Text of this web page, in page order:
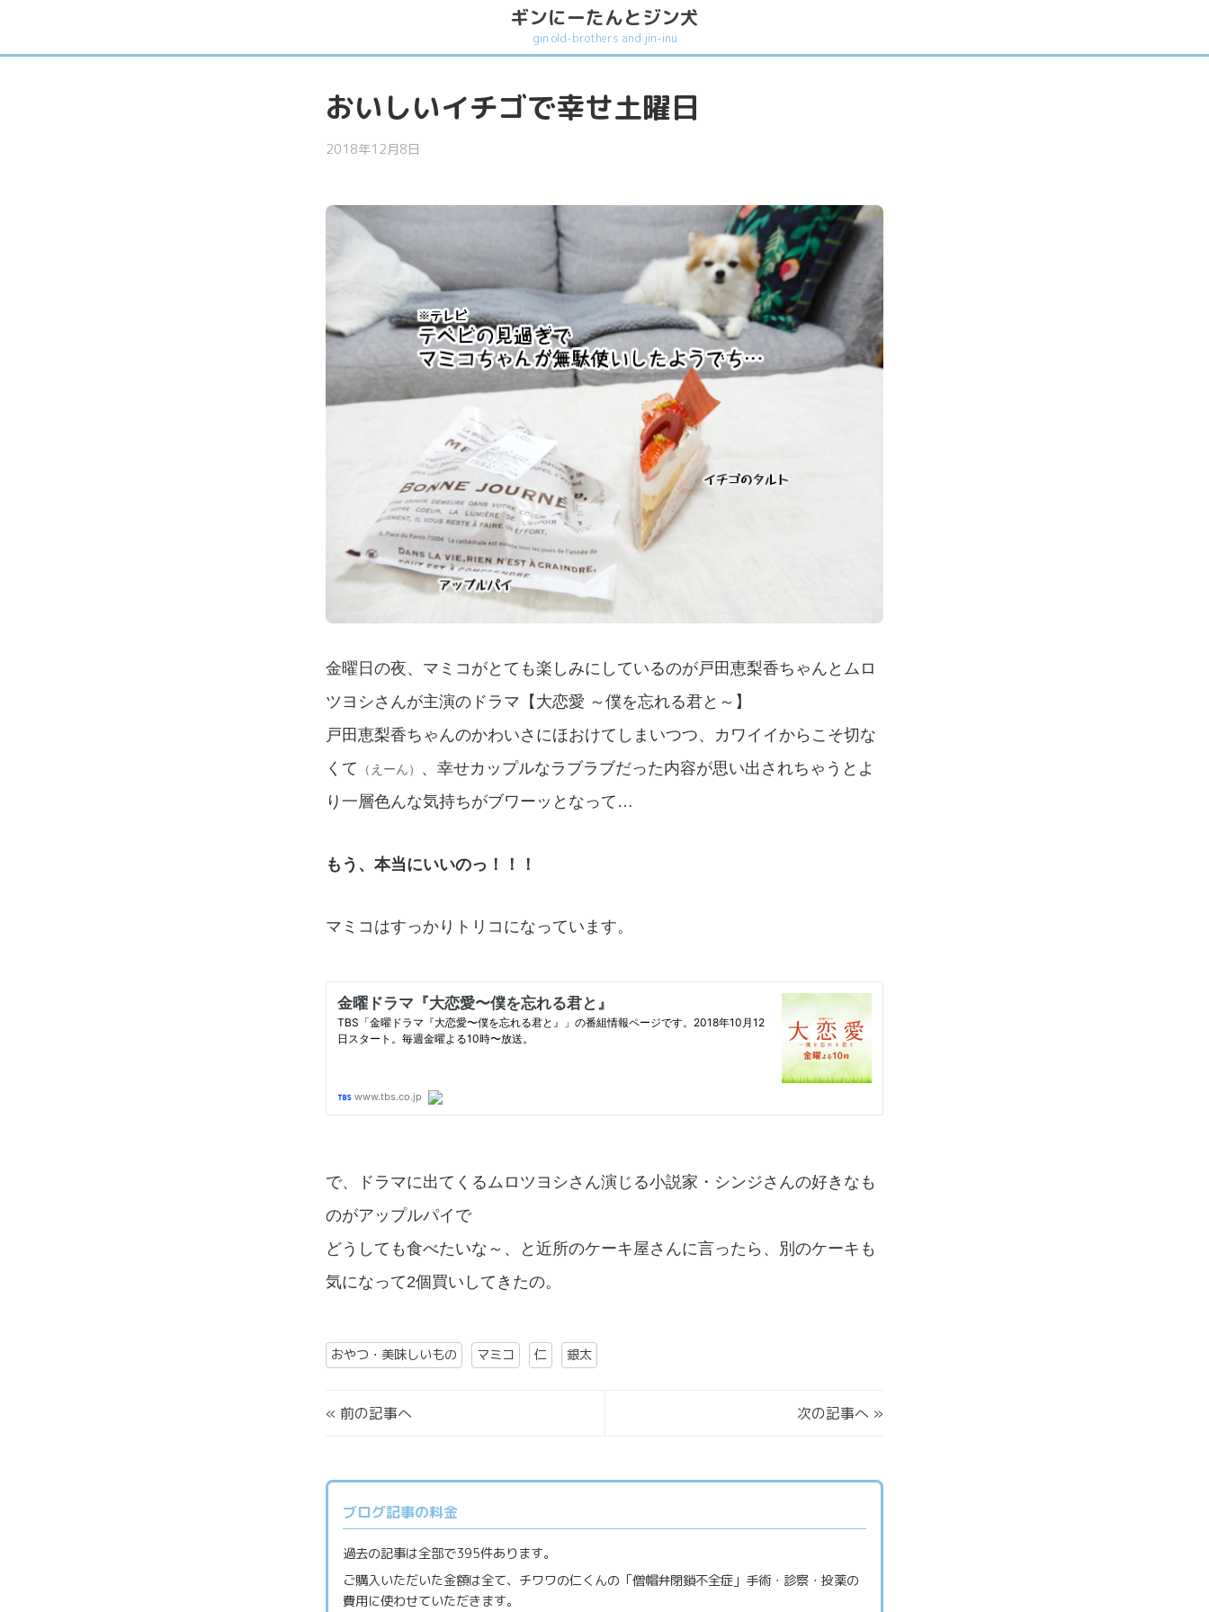
ギンにーたんとジン犬
gin old-brothers and jin-inu
おいしいイチゴで幸せ土曜日
2018年12月8日
金曜日の夜、マミコがとても楽しみにしているのが戸田恵梨香ちゃんとムロ
ツヨシさんが主演のドラマ【大恋愛 ～僕を忘れる君と～】
戸田恵梨香ちゃんのかわいさにほおけてしまいつつ、カワイイからこそ切な
くて
（えーん）
、幸せカップルなラブラブだった内容が思い出されちゃうとよ
り一層色んな気持ちがブワーッとなって…
もう、本当にいいのっ！！！
マミコはすっかりトリコになっています。
で、ドラマに出てくるムロツヨシさん演じる小説家・シンジさんの好きなも
のがアップルパイで
どうしても食べたいな～、と近所のケーキ屋さんに言ったら、別のケーキも
気になって2個買いしてきたの。
おやつ・美味しいもの マミコ 仁 銀太
« 前の記事へ 次の記事へ »
ブログ記事の料金
過去の記事は全部で395件あります。
ご購入いただいた金額は全て、チワワの仁くんの「僧帽弁閉鎖不全症」手術・診察・投薬の
費用に使わせていただきます。